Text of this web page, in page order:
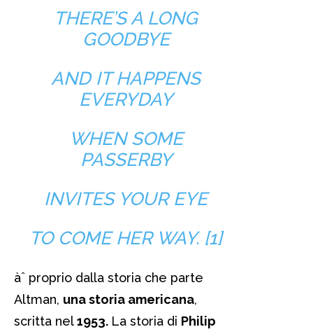
THERE’S A LONG
GOODBYE
AND IT HAPPENS
EVERYDAY
WHEN SOME
PASSERBY
INVITES YOUR EYE
TO COME HER WAY. [1]
àˆ proprio dalla storia che parte
Altman, una storia americana,
scritta nel1953. La storia di Philip